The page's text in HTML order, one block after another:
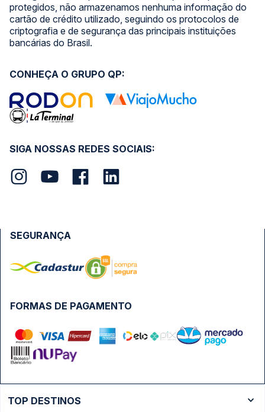
protegidos, não armazenamos nenhuma informação do
cartão de crédito utilizado, seguindo os protocolos de
criptografia e de segurança das principais instituições
bancárias do Brasil.
SIGA NOSSAS REDES SOCIAIS:
CONHEÇA O GRUPO QP:
FORMAS DE PAGAMENTO
SEGURANÇA
TOP DESTINOS